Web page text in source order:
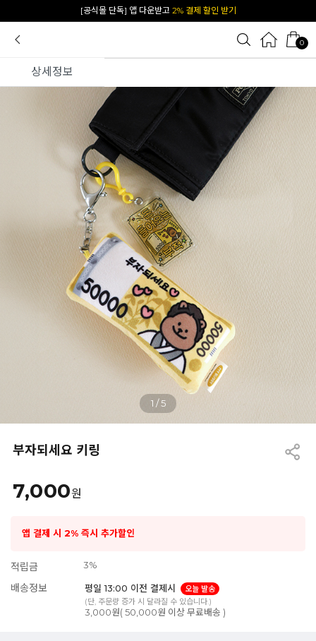
[공식몰 단독] 앱 다운받고 2% 결제 할인 받기
0
상세정보
1 /5
부자되세요 키링
7,000원
앱 결제 시 2% 즉시 추가할인
적립금 3%
배송정보 평일 13:00 이전 결제시
오늘 발송
(단, 주문량 증가 시 달라질 수 있습니다.)
3,000원( 50,000원 이상 무료배송 )